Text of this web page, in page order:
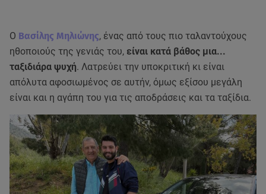
Ο Βασίλης Μηλιώνης, ένας από τους πιο ταλαντούχους
ηθοποιούς της γενιάς του, είναι κατά βάθος μια...
ταξιδιάρα ψυχή. Λατρεύει την υποκριτική κι είναι
απόλυτα αφοσιωμένος σε αυτήν, όμως εξίσου μεγάλη
είναι και η αγάπη του για τις αποδράσεις και τα ταξίδια.